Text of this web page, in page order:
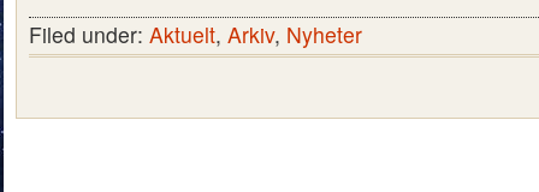
Filed under: Aktuelt, Arkiv, Nyheter